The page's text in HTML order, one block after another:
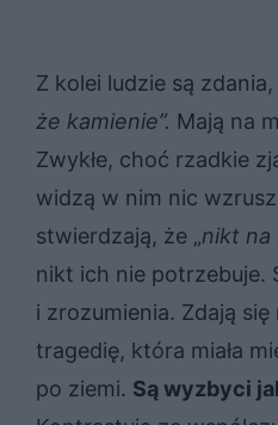
Z kolei ludzie są zdania,
że kamienie”. Mają na
Zwykłe, choć rzadkie
widzą w nim nic
stwierdzają, że „nikt na
nikt ich nie potrzebuje.
i zrozumienia. Zdają
tragedię, która miała
po ziemi. Są wyzbyci